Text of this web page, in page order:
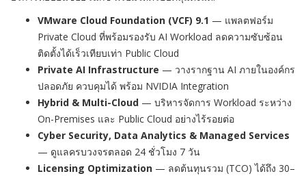
VMware Cloud Foundation (VCF) 9.1 — แพลตฟอร์ม
Private Cloud ที่พร้อมรองรับ AI Workload ลดความซับซ้อน
ติดตั้งได้เร็วเทียบเท่า Public Cloud
Private AI Infrastructure — วางรากฐาน AI ภายในองค์กร
ปลอดภัย ควบคุมได้ พร้อม NVIDIA Integration
Hybrid & Multi-Cloud — บริหารจัดการ Workload ระหว่าง
On-Premises และ Public Cloud อย่างไร้รอยต่อ
Cyber Security, Data Analytics & Managed Services
— ดูแลครบวงจรตลอด 24 ชั่วโมง 7 วัน
Licensing Optimization — ลดต้นทุนรวม (TCO) ได้ถึง 30–